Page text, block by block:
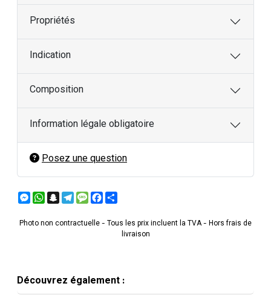
Propriétés
Indication
Composition
Information légale obligatoire
Posez une question
Messenger
WhatsApp
Snapchat
Telegram
MessageFacebook
Photo non contractuelle - Tous les prix incluent la TVA - Hors frais de
livraison
Découvrez également :